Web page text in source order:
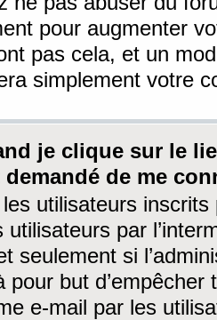
pour augmenter
pas cela, et un
simplement votre
je clique sur le
demandé de me
utilisateurs
utilisateurs par
seulement si
pour but
e-mail par les